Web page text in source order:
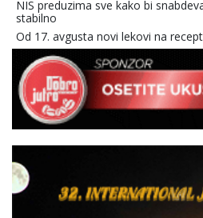
NIS preduzima sve kako bi
stabilno
Od 17. avgusta novi lekovi na